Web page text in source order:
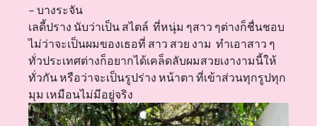
– บางระจัน
เลดี้ปราง นับว่าเป็น สไตล์ ที่หนุ่ม ๆสาว ๆต่างก็ชื่นชอบ
ไม่ว่าจะเป็นผมของเธอที่ สาว สวย งาม ทำเอาสาว ๆ
ทั่วประเทศต่างก็อยากได้เคล็ดลับผมสวยเงางามนี้ให้
ทั่วกัน หรือว่าจะเป็นรูปร่าง หน้าตา ที่เข้าส่วนทุกรูปทุก
มุม เหมือนไม่มีอยู่จริง